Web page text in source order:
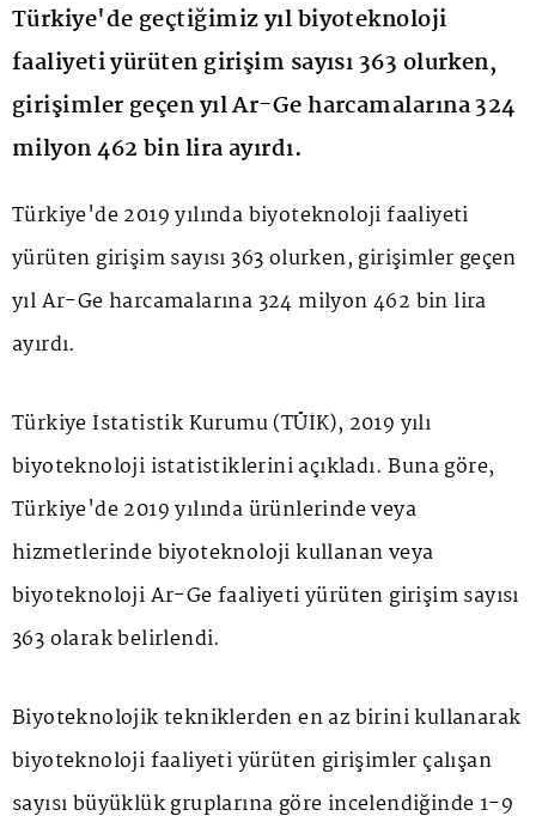
Türkiye'de geçtiğimiz yıl biyoteknoloji
faaliyeti yürüten girişim sayısı 363 olurken,
girişimler geçen yıl Ar-Ge harcamalarına 324
milyon 462 bin lira ayırdı.
Türkiye'de 2019 yılında biyoteknoloji faaliyeti
yürüten girişim sayısı 363 olurken, girişimler geçen
yıl Ar-Ge harcamalarına 324 milyon 462 bin lira
ayırdı.
Türkiye İstatistik Kurumu (TÜİK), 2019 yılı
biyoteknoloji istatistiklerini açıkladı. Buna göre,
Türkiye'de 2019 yılında ürünlerinde veya
hizmetlerinde biyoteknoloji kullanan veya
biyoteknoloji Ar-Ge faaliyeti yürüten girişim sayısı
363 olarak belirlendi.
Biyoteknolojik tekniklerden en az birini kullanarak
biyoteknoloji faaliyeti yürüten girişimler çalışan
sayısı büyüklük gruplarına göre incelendiğinde 1-9